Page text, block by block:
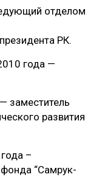
отделом
РК.
года —
заместитель
развития
–
“Самрук-